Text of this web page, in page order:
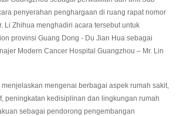
penyerahan penghargaan di ruang rapat nomor
Li Zhihua menghadiri acara tersebut untuk
provinsi Guang Dong - Du Jian Hua sebagai
Modern Cancer Hospital Guangzhou – Mr. Lin
mengenai berbagai aspek rumah sakit,
peningkatan kedisiplinan dan lingkungan rumah
sebagai pendorong pengembangan